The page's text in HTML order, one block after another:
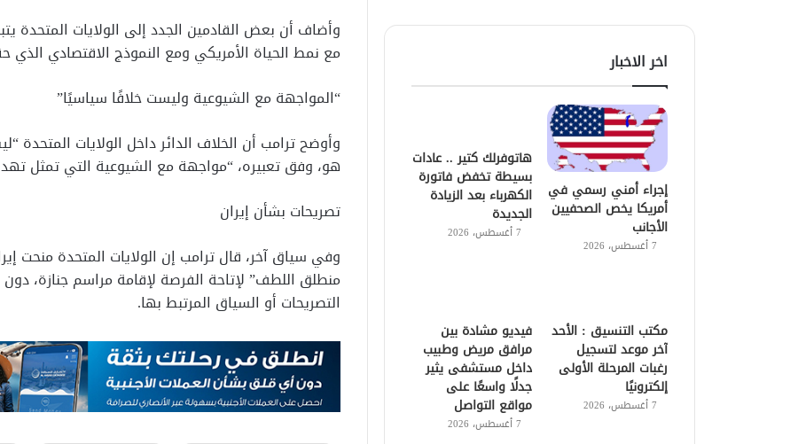
وأضاف أن بعض القادمين الجدد إلى الولايات المتحدة
مع نمط الحياة الأمريكي ومع النموذج الاقتصادي الذي
“المواجهة مع الشيوعية وليست خلافًا سياسيًا”
وأوضح ترامب أن الخلاف الدائر داخل الولايات المتحدة
هو، وفق تعبيره، “مواجهة مع الشيوعية التي تمثل
تصريحات بشأن إيران
وفي سياق آخر، قال ترامب إن الولايات المتحدة منحت
منطلق اللطف” لإتاحة الفرصة لإقامة مراسم جنازة،
التصريحات أو السياق المرتبط بها.
اخر الاخبار
إجراء أمني رسمي في
أمريكا يخص الصحفيين
الأجانب
7 أغسطس، 2026
هاتوفرلك كتير .. عادات
بسيطة تخفض فاتورة
الكهرباء بعد الزيادة
الجديدة
7 أغسطس، 2026
مكتب التنسيق : الأحد
آخر موعد لتسجيل
رغبات المرحلة الأولى
إلكترونيًا
7 أغسطس، 2026
فيديو مشادة بين
مرافق مريض وطبيب
داخل مستشفى يثير
جدلًا واسعًا على
مواقع التواصل
7 أغسطس، 2026